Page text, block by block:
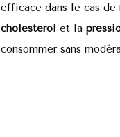
efficace dans le cas de
cholestérol et la
consommer sans